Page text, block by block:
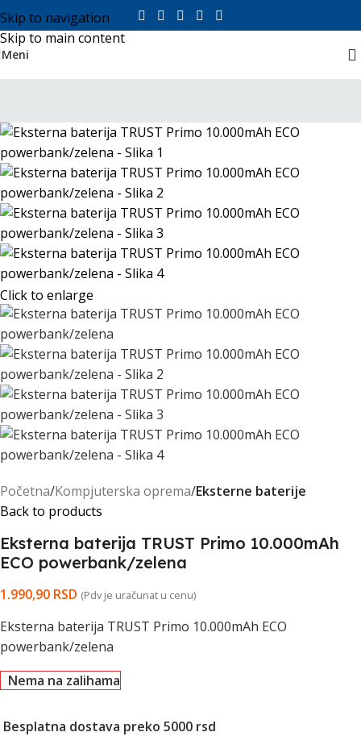
Skip to navigation
Skip to main content
Meni
Click to enlarge
Početna Kompjuterska oprema Eksterne baterije
Back to products
Eksterna baterija TRUST Primo 10.000mAh
ECO powerbank/zelena
1.990,90 RSD (Pdv je uračunat u cenu)
Eksterna baterija TRUST Primo 10.000mAh ECO
powerbank/zelena
Nema na zalihama
Besplatna dostava preko 5000 rsd